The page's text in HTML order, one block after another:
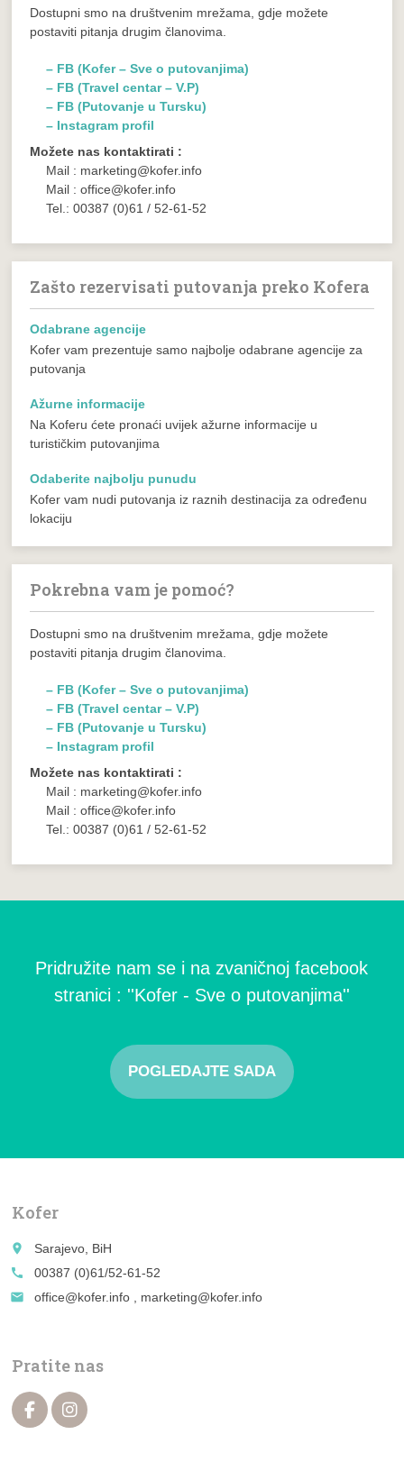
Dostupni smo na društvenim mrežama, gdje možete
postaviti pitanja drugim članovima.
– FB (Kofer – Sve o putovanjima)
– FB (Travel centar – V.P)
– FB (Putovanje u Tursku)
– Instagram profil
Možete nas kontaktirati :
Mail : marketing@kofer.info
Mail : office@kofer.info
Tel.: 00387 (0)61 / 52-61-52
Zašto rezervisati putovanja preko Kofera
Odabrane agencije
Kofer vam prezentuje samo najbolje odabrane agencije za
putovanja
Ažurne informacije
Na Koferu ćete pronaći uvijek ažurne informacije u
turističkim putovanjima
Odaberite najbolju punudu
Kofer vam nudi putovanja iz raznih destinacija za određenu
lokaciju
Pokrebna vam je pomoć?
Dostupni smo na društvenim mrežama, gdje možete
postaviti pitanja drugim članovima.
– FB (Kofer – Sve o putovanjima)
– FB (Travel centar – V.P)
– FB (Putovanje u Tursku)
– Instagram profil
Možete nas kontaktirati :
Mail : marketing@kofer.info
Mail : office@kofer.info
Tel.: 00387 (0)61 / 52-61-52
Pridružite nam se i na zvaničnoj facebook
stranici : ''Kofer - Sve o putovanjima''
POGLEDAJTE SADA
Kofer
place
Sarajevo, BiH
call
00387 (0)61/52-61-52
email
office@kofer.info , marketing@kofer.info
Pratite nas